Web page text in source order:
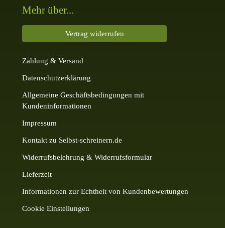
Mehr über...
Vertrag widerrufen
Zahlung & Versand
Datenschutzerklärung
Allgemeine Geschäftsbedingungen mit
Kundeninformationen
Impressum
Kontakt zu Selbst-schreinern.de
Widerrufsbelehrung & Widerrufsformular
Lieferzeit
Informationen zur Echtheit von Kundenbewertungen
Cookie Einstellungen